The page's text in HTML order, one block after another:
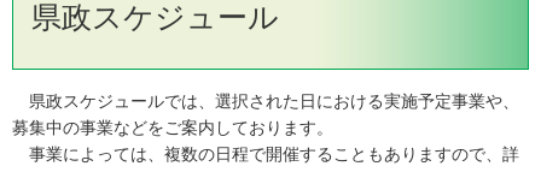
県政スケジュール
県政スケジュールでは、選択された日における実施予定事業や、
募集中の事業などをご案内しております。
事業によっては、複数の日程で開催することもありますので、詳